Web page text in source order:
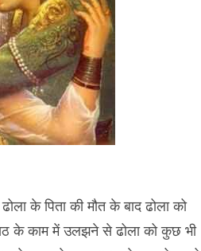
के पिता की मौत के बाद ढोला को
के काम में उलझने से ढोला को कुछ भी